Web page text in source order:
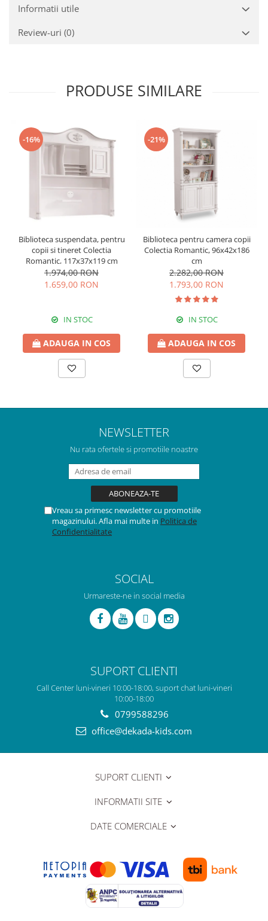
Informatii utile
Review-uri (0)
PRODUSE SIMILARE
-16%
Biblioteca suspendata, pentru
copii si tineret Colectia
Romantic, 117x37x119 cm
1.974,00 RON
1.659,00 RON
IN STOC
ADAUGA IN COS
-21%
Biblioteca pentru camera copii
Colectia Romantic, 96x42x186
cm
2.282,00 RON
1.793,00 RON
IN STOC
ADAUGA IN COS
NEWSLETTER
Nu rata ofertele si promotiile noastre
Vreau sa primesc newsletter cu promotiile
magazinului. Afla mai multe in Politica de
Confidentialitate
SOCIAL
Urmareste-ne in social media
SUPORT CLIENTI
Call Center luni-vineri 10:00-18:00, suport chat luni-vineri
10:00-18:00
0799588296
office@dekada-kids.com
SUPORT CLIENTI
INFORMATII SITE
DATE COMERCIALE